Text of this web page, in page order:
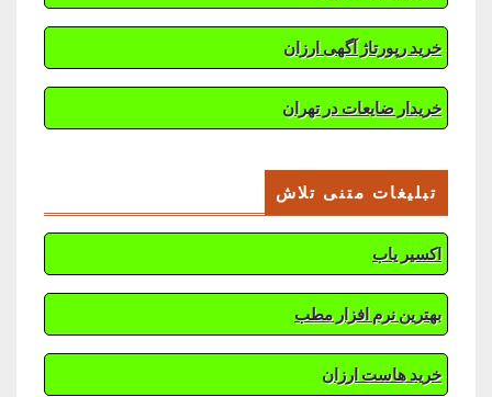
خرید رپورتاژ آگهی ارزان
خریدار ضایعات در تهران
تبلیغات متنی تلاش
اکسیر یاب
بهترین نرم افزار مطب
خرید هاست ارزان